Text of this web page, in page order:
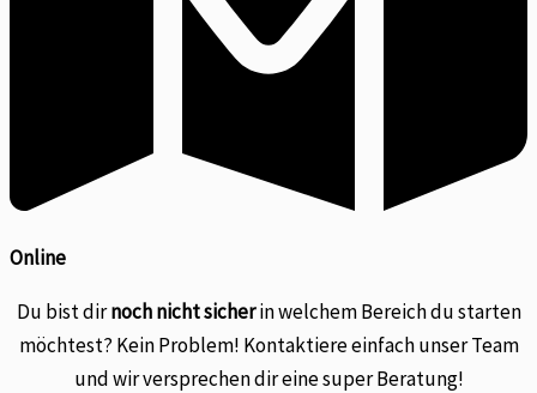
Online
Du bist dirnoch nicht sicherin welchem Bereich du starten
möchtest? Kein Problem! Kontaktiere einfach unser Team
und wir versprechen dir eine super Beratung!